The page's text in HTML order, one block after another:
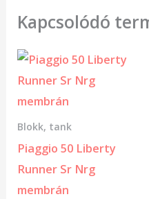
Kapcsolódó
Blokk, tank
Piaggio 50 Liberty
Runner Sr Nrg
membrán